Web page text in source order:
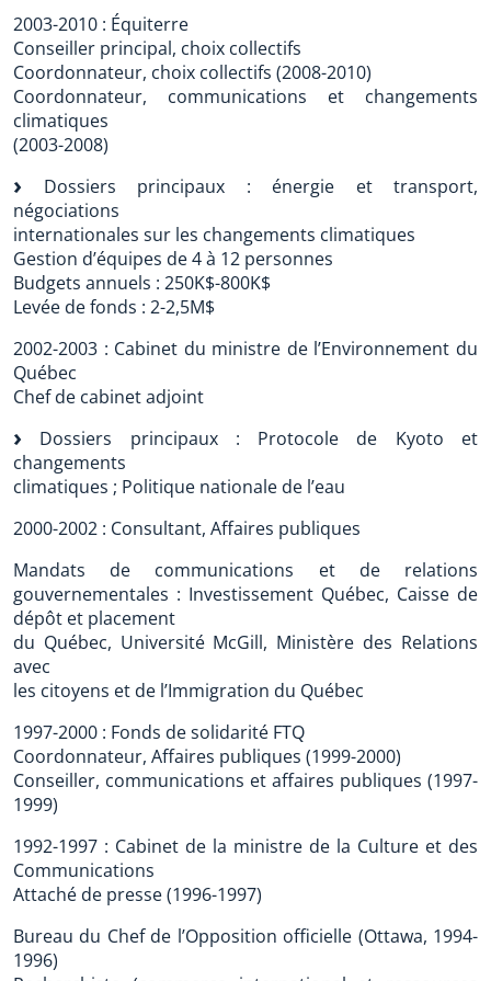
2003-2010 : Équiterre
Conseiller principal, choix collectifs
Coordonnateur, choix collectifs (2008-2010)
Coordonnateur, communications et changements
climatiques
(2003-2008)
Dossiers principaux : énergie et transport,
négociations
internationales sur les changements climatiques
Gestion d’équipes de 4 à 12 personnes
Budgets annuels : 250K$-800K$
Levée de fonds : 2-2,5M$
2002-2003 : Cabinet du ministre de l’Environnement du
Québec
Chef de cabinet adjoint
Dossiers principaux : Protocole de Kyoto et
changements
climatiques ; Politique nationale de l’eau
2000-2002 : Consultant, Affaires publiques
Mandats de communications et de relations
gouvernementales : Investissement Québec, Caisse de
dépôt et placement
du Québec, Université McGill, Ministère des Relations
avec
les citoyens et de l’Immigration du Québec
1997-2000 : Fonds de solidarité FTQ
Coordonnateur, Affaires publiques (1999-2000)
Conseiller, communications et affaires publiques (1997-
1999)
1992-1997 : Cabinet de la ministre de la Culture et des
Communications
Attaché de presse (1996-1997)
Bureau du Chef de l’Opposition officielle (Ottawa, 1994-
1996)